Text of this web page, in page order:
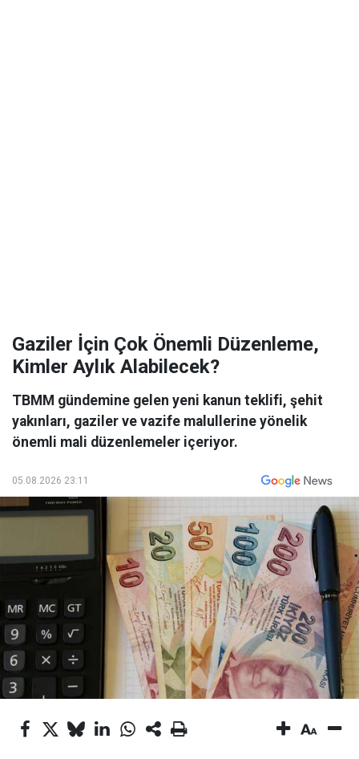
Gaziler İçin Çok Önemli Düzenleme,
Kimler Aylık Alabilecek?
TBMM gündemine gelen yeni kanun teklifi, şehit
yakınları, gaziler ve vazife malullerine yönelik
önemli mali düzenlemeler içeriyor.
05.08.2026 23:11